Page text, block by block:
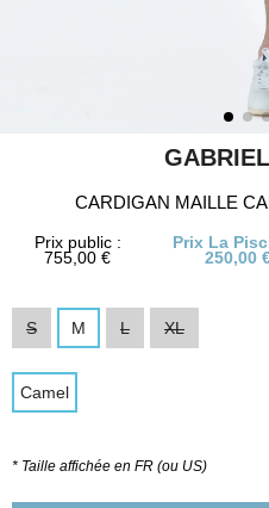
CARDIGAN MAILLE
Prix public :
755,00 €
Prix La
250,00
S M L XL
Camel
* Taille affichée en FR (ou US)